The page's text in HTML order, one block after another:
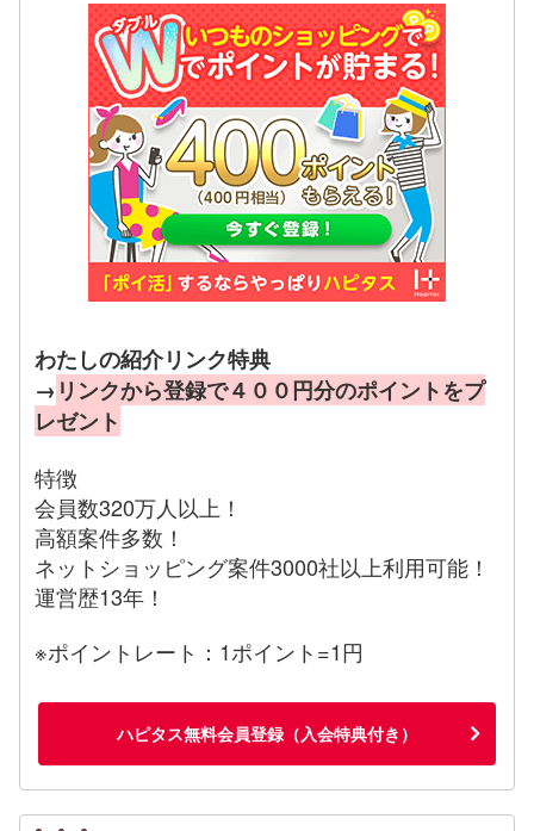
わたしの紹介リンク特典
→ リンクから登録で４００円分のポイントをプ
レゼント
特徴
会員数320万人以上！
高額案件多数！
ネットショッピング案件3000社以上利用可能！
運営歴13年！
※ポイントレート：1ポイント=1円
ハピタス無料会員登録（入会特典付き）